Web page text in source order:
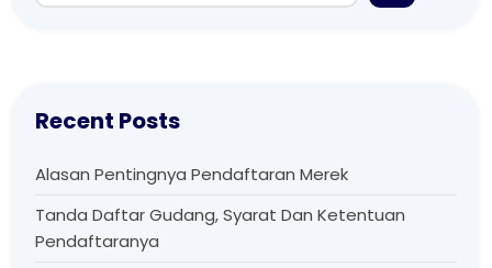
Cari
Recent Posts
Alasan Pentingnya Pendaftaran Merek
Tanda Daftar Gudang, Syarat Dan Ketentuan
Pendaftaranya